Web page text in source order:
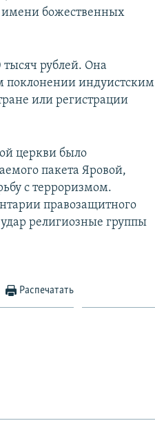
имени божественных
рублей. Она
поклонении индуистским
или регистрации
церкви было
пакета Яровой,
с терроризмом.
правозащитного
религиозные группы
Распечатать